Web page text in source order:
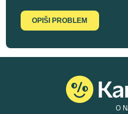
OPIŠI PROBLEM
O